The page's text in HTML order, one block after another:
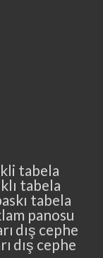
tabela
tabela
tabela
panosu
dış cephe
dış cephe